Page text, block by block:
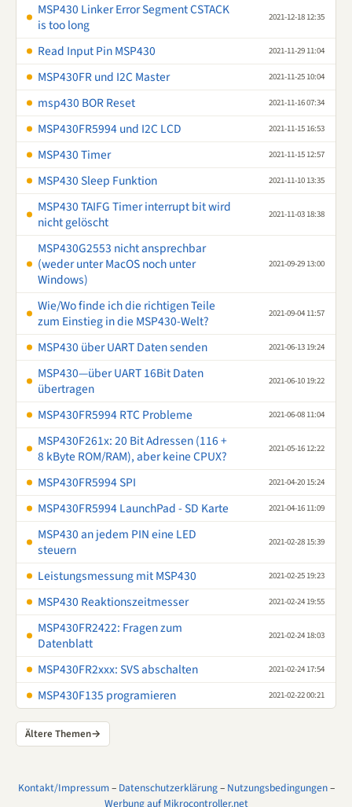
MSP430 Linker Error Segment CSTACK
is too long
2021-12-18 12:35
Read Input Pin MSP430 2021-11-29 11:04
MSP430FR und I2C Master 2021-11-25 10:04
msp430 BOR Reset 2021-11-16 07:34
MSP430FR5994 und I2C LCD 2021-11-15 16:53
MSP430 Timer 2021-11-15 12:57
MSP430 Sleep Funktion 2021-11-10 13:35
MSP430 TAIFG Timer interrupt bit wird
nicht gelöscht
2021-11-03 18:38
MSP430G2553 nicht ansprechbar
(weder unter MacOS noch unter
Windows)
2021-09-29 13:00
Wie/Wo finde ich die richtigen Teile
zum Einstieg in die MSP430-Welt?
2021-09-04 11:57
MSP430 über UART Daten senden 2021-06-13 19:24
MSP430—über UART 16Bit Daten
übertragen
2021-06-10 19:22
MSP430FR5994 RTC Probleme 2021-06-08 11:04
MSP430F261x: 20 Bit Adressen (116 +
8 kByte ROM/RAM), aber keine CPUX?
2021-05-16 12:22
MSP430FR5994 SPI 2021-04-20 15:24
MSP430FR5994 LaunchPad - SD Karte 2021-04-16 11:09
MSP430 an jedem PIN eine LED
steuern
2021-02-28 15:39
Leistungsmessung mit MSP430 2021-02-25 19:23
MSP430 Reaktionszeitmesser 2021-02-24 19:55
MSP430FR2422: Fragen zum
Datenblatt
2021-02-24 18:03
MSP430FR2xxx: SVS abschalten 2021-02-24 17:54
MSP430F135 programieren 2021-02-22 00:21
Ältere Themen→
Kontakt/Impressum– Datenschutzerklärung– Nutzungsbedingungen–
Werbung auf Mikrocontroller.net